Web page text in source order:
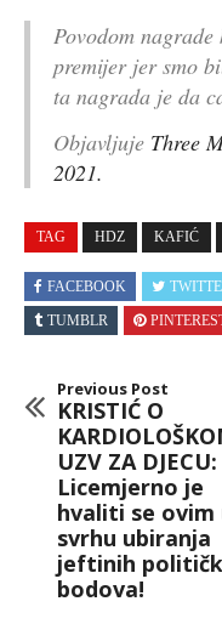
Povodom
premijer jer smo
ta nagrada je da
Objavljuje Three
2021.
TAG HDZ KAFIĆ
FACEBOOK
TUMBLR
Previous Post
KRISTIĆ O
UZV ZA DJECU:
Licemjerno je
hvaliti se ovim
svrhu ubiranja
jeftinih
bodova!